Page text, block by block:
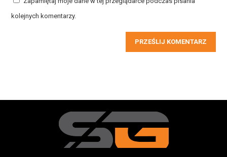
kolejnych komentarzy.
PRZEŚLIJ KOMENTARZ